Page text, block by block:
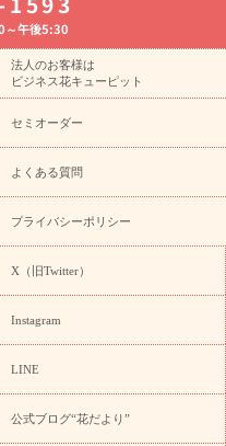
・お悔やみの花
花 胡蝶蘭・花鉢
ひまわり ギフト・プレゼント
のイベント
お盆 花（新
お盆・お供え 花とセットギ
ワー
ひまわり ギフト・プ
暑中見舞い 花のギフト特集
ント特集
花のおすすめランキング
敬
特集
敬老の日 花とセットギ
全てのギフト一覧
キャン
ズ』コラボキャンペーン
ーン
誕生日の花を探す
ーギフト特集
ドウ)
特急便 お祝い商品一覧
午後5:30
法人のお客様は
ビジネス花キューピット
セミオーダー
よくある質問
プライバシーポリシー
X（旧Twitter）
Instagram
LINE
公式ブログ“花だより”